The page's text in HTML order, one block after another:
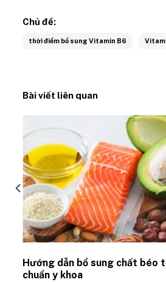
Chủ đề:
thời điểm bổ sung Vitamin B6
Bài viết liên quan
Hướng dẫn bổ sung chất béo
chuẩn y khoa